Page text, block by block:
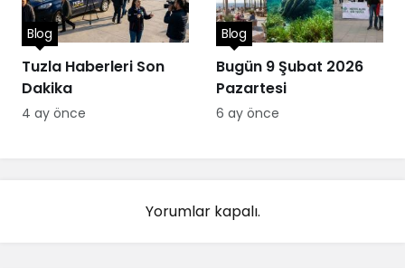
Tuzla Haberleri Son
Dakika
Blog
4 ay önce
Bugün 9 Şubat 2026
Pazartesi
Blog
6 ay önce
Yorumlar kapalı.